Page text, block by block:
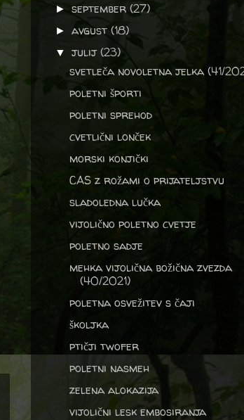
►september(27)
►avgust(18)
▼julij(23)
svetleča novoletna jelka (41/
poletni športi
poletni sprehod
cvetlični lonček
morski konjički
CAS z rožami o prijateljstvu
sladoledna lučka
vijolično poletno cvetje
poletno sadje
mehka vijolična božična zvezda
(40/2021)
poletna osvežitev s čaji
školjka
ptičji twofer
poletni nasmeh
zelena alokazija
vijolični lesk embosiranja